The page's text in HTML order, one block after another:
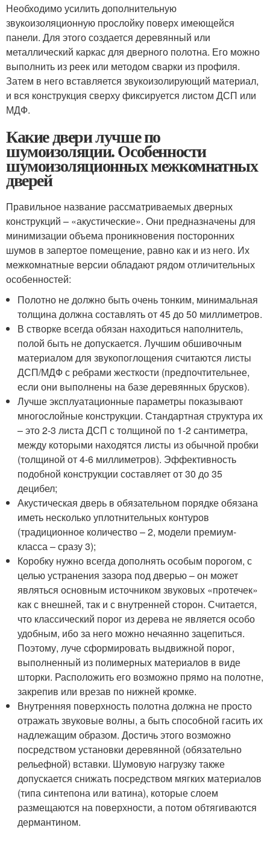
Необходимо усилить дополнительную
звукоизоляционную прослойку поверх имеющейся
панели. Для этого создается деревянный или
металлический каркас для дверного полотна. Его можно
выполнить из реек или методом сварки из профиля.
Затем в него вставляется звукоизолирующий материал,
и вся конструкция сверху фиксируется листом ДСП или
МДФ.
Какие двери лучше по
шумоизоляции. Особенности
шумоизоляционных межкомнатных
дверей
Правильное название рассматриваемых дверных
конструкций – «акустические». Они предназначены для
минимизации объема проникновения посторонних
шумов в запертое помещение, равно как и из него. Их
межкомнатные версии обладают рядом отличительных
особенностей:
Полотно не должно быть очень тонким, минимальная
толщина должна составлять от 45 до 50 миллиметров.
В створке всегда обязан находиться наполнитель,
полой быть не допускается. Лучшим обшивочным
материалом для звукопоглощения считаются листы
ДСП/МДФ с ребрами жесткости (предпочтительнее,
если они выполнены на базе деревянных брусков).
Лучше эксплуатационные параметры показывают
многослойные конструкции. Стандартная структура их
– это 2-3 листа ДСП с толщиной по 1-2 сантиметра,
между которыми находятся листы из обычной пробки
(толщиной от 4-6 миллиметров). Эффективность
подобной конструкции составляет от 30 до 35
децибел;
Акустическая дверь в обязательном порядке обязана
иметь несколько уплотнительных контуров
(традиционное количество – 2, модели премиум-
класса – сразу 3);
Коробку нужно всегда дополнять особым порогом, с
целью устранения зазора под дверью – он может
являться основным источником звуковых «протечек»
как с внешней, так и с внутренней сторон. Считается,
что классический порог из дерева не является особо
удобным, ибо за него можно нечаянно зацепиться.
Поэтому, луче сформировать выдвижной порог,
выполненный из полимерных материалов в виде
шторки. Расположить его возможно прямо на полотне,
закрепив или врезав по нижней кромке.
Внутренняя поверхность полотна должна не просто
отражать звуковые волны, а быть способной гасить их
надлежащим образом. Достичь этого возможно
посредством установки деревянной (обязательно
рельефной) вставки. Шумовую нагрузку также
допускается снижать посредством мягких материалов
(типа синтепона или ватина), которые слоем
размещаются на поверхности, а потом обтягиваются
дермантином.